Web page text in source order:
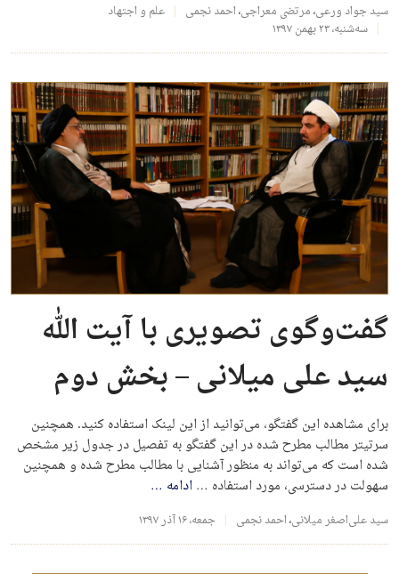
سید جواد ورعی،مرتضی معراجی،احمد نجمی
علم و اجتهاد
سه‌شنبه، ۲۳ بهمن ۱۳۹۷
گفت‌وگوی تصویری با آیت الله
سید علی میلانی – بخش دوم
برای مشاهده این گفتگو، می‌توانید از این لینک استفاده کنید. همچنین
سرتیتر مطالب مطرح شده در این گفتگو به تفصیل در جدول زیر مشخص
شده است که می‌تواند به منظور آشنایی با مطالب مطرح شده و همچنین
سهولت در دسترسی، مورد استفاده …ادامه …
سید علی‌اصغر میلانی،احمد نجمی جمعه، ۱۶ آذر ۱۳۹۷